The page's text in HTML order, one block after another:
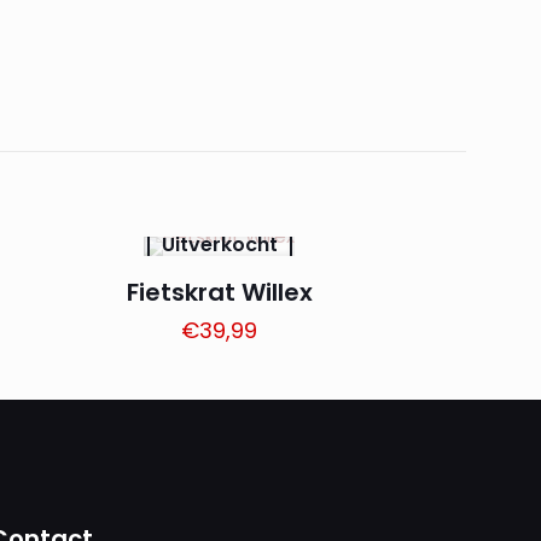
Uitverkocht
Fietskrat Willex
€39,99